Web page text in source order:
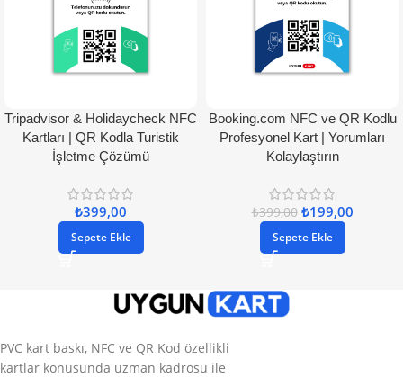
Tripadvisor & Holidaycheck NFC
Kartları | QR Kodla Turistik
İşletme Çözümü
₺399,00
Sepete Ekle
Booking.com NFC ve QR Kodlu
Profesyonel Kart | Yorumları
Kolaylaştırın
₺399,00 ₺199,00
Sepete Ekle
PVC kart baskı, NFC ve QR Kod özellikli
kartlar konusunda uzman kadrosu ile